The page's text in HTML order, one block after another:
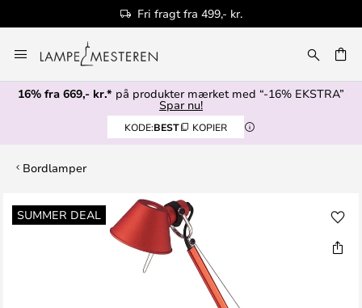
Fri fragt fra 499,- kr.
to
Content
16% fra 669,- kr.* på produkter mærket med “-16% EKSTRA”
Spar nu!
KODE:BEST KOPIER
Bordlamper
SUMMER DEAL
Gå
til